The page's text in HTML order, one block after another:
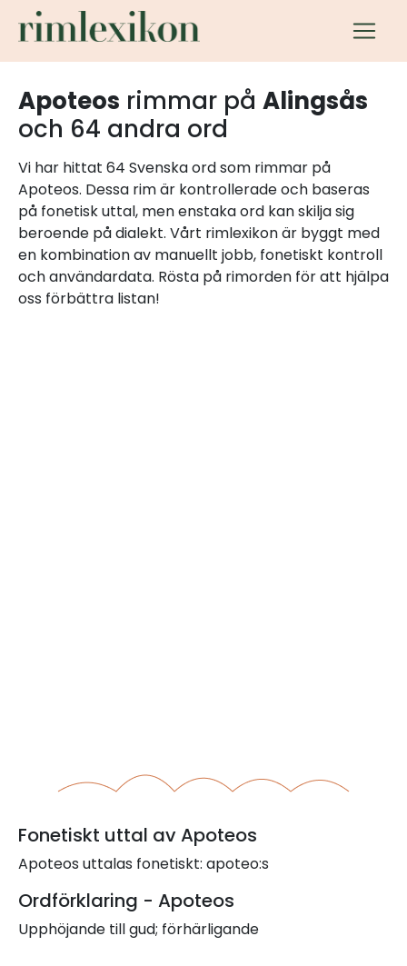
Apoteos rimmar på Alingsås
och 64 andra ord
Vi har hittat 64 Svenska ord som rimmar på
Apoteos. Dessa rim är kontrollerade och baseras
på fonetisk uttal, men enstaka ord kan skilja sig
beroende på dialekt. Vårt rimlexikon är byggt med
en kombination av manuellt jobb, fonetiskt kontroll
och användardata. Rösta på rimorden för att hjälpa
oss förbättra listan!
Fonetiskt uttal av Apoteos
Apoteos uttalas fonetiskt: apoteo:s
Ordförklaring - Apoteos
Upphöjande till gud; förhärligande